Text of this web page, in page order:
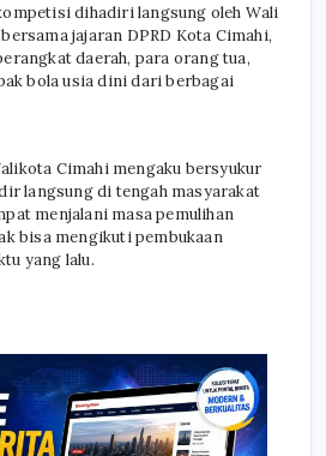
dihadiri langsung oleh Wali
jajaran DPRD Kota Cimahi,
daerah, para orang tua,
bola usia dini dari berbagai
Cimahi mengaku bersyukur
langsung di tengah masyarakat
menjalani masa pemulihan
bisa mengikuti pembukaan
yang lalu.